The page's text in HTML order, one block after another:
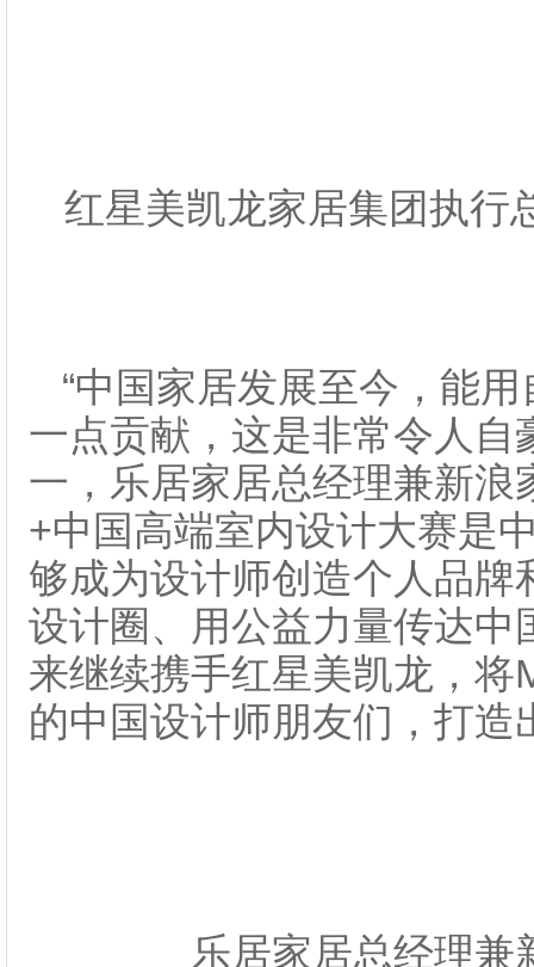
红星美凯龙家居集团执行
“中国家居发展至今，能
一点贡献，这是非常令人自
一，乐居家居总经理兼新
+中国高端室内设计大赛是
够成为设计师创造个人品
设计圈、用公益力量传达
来继续携手红星美凯龙，
的中国设计师朋友们，打
乐居家居总经理兼